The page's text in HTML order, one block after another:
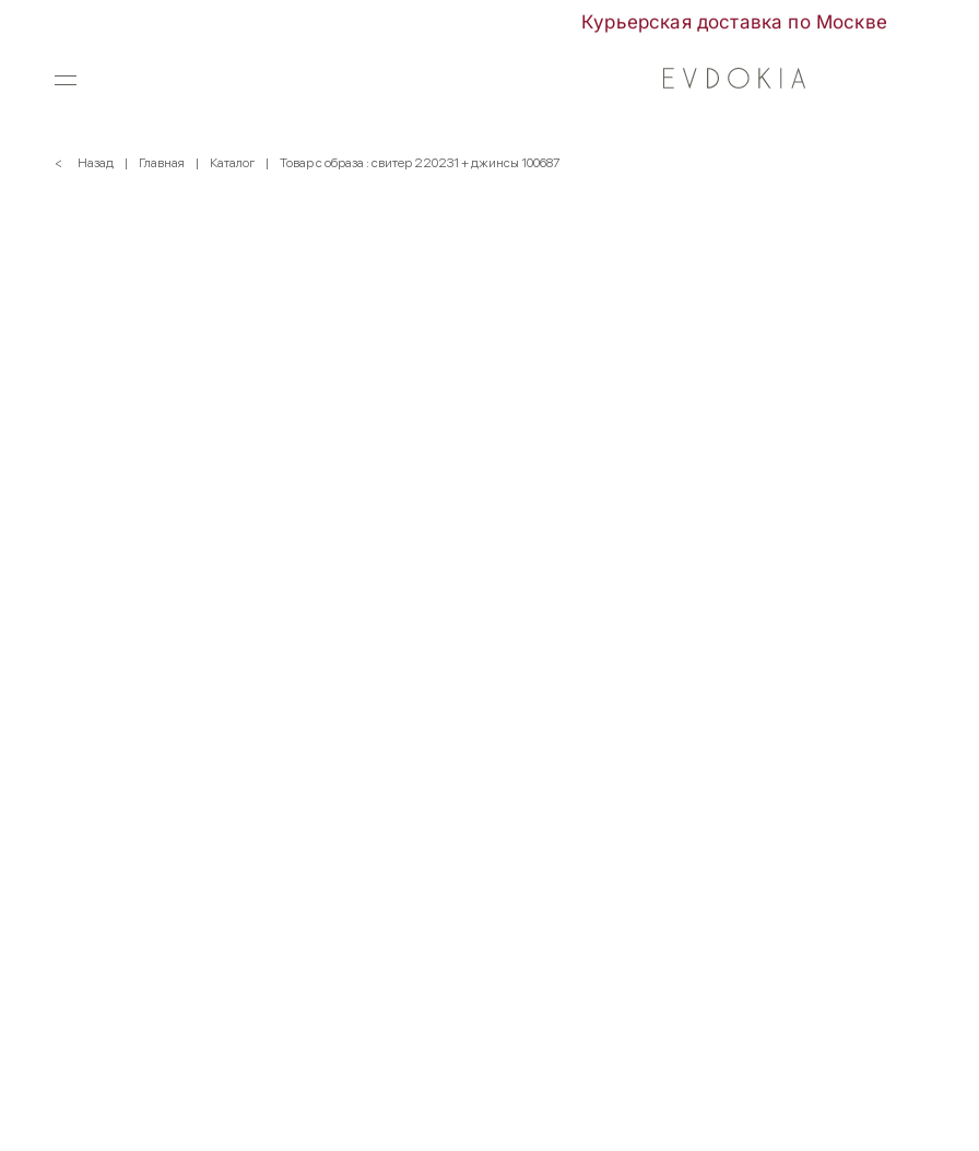
Курьерская доставка по Москве
< Назад Главная Каталог Товар с образа : свитер 220231 + джинсы 100687